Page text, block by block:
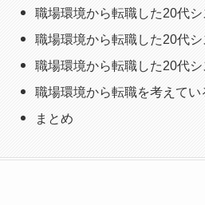
職場環境から転職した20代
職場環境から転職した20代
職場環境から転職した20代
職場環境から転職を考えて
まとめ